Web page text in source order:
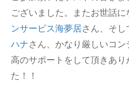
ございました。またお世話
ンサービス海夢居さん、そ
ハナさん、かなり厳しいコ
高のサポートをして頂きあ
た！！